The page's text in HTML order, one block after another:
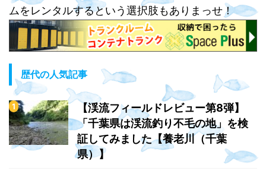
ムをレンタルするという選択肢もありまっせ！
歴代の人気記事
【渓流フィールドレビュー第8弾】
「千葉県は渓流釣り不毛の地」を検
証してみました【養老川（千葉
県）】